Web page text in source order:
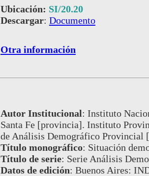
Ubicación: SI/20.20
Descargar: Documento
Otra información
Autor Institucional: Instituto
Santa Fe [provincia]. Instituto
de Análisis Demográfico Provincial
Título monográfico: Situación
Título de serie: Serie Análisis
Datos de edición: Buenos Aires: